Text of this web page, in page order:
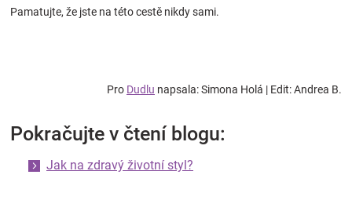
Pamatujte, že jste na této cestě nikdy sami.
Pro Dudlu napsala: Simona Holá | Edit: Andrea B.
Pokračujte v čtení blogu:
Jak na zdravý životní styl?